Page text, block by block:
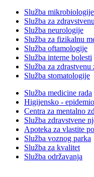
Služba mikrobiologije
Služba za
Služba neurologije
Služba za fizikalnu
Služba oftamologije
Služba interne bolesti
Služba za zdrastvenu
Služba stomatologije
Služba medicine rada
Higijensko -
Centra za mentalno
Služba zdravstvene
Apoteka za vlastite
Služba voznog parka
Služba za kvalitet
Služba održavanja